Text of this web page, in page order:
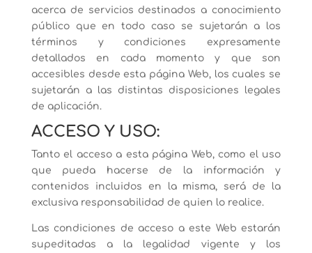
acerca de servicios destinados a conocimiento
público que en todo caso se sujetarán a los
términos y condiciones expresamente
detallados en cada momento y que son
accesibles desde esta página Web, los cuales se
sujetarán a las distintas disposiciones legales
de aplicación.
ACCESO Y USO:
Tanto el acceso a esta página Web, como el uso
que pueda hacerse de la información y
contenidos incluidos en la misma, será de la
exclusiva responsabilidad de quien lo realice.
Las condiciones de acceso a este Web estarán
supeditadas a la legalidad vigente y los